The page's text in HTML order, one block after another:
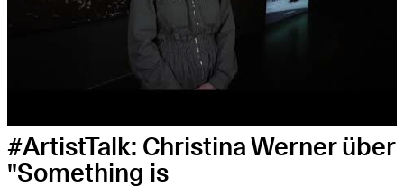
#ArtistTalk: Christina Werner über
"Something is